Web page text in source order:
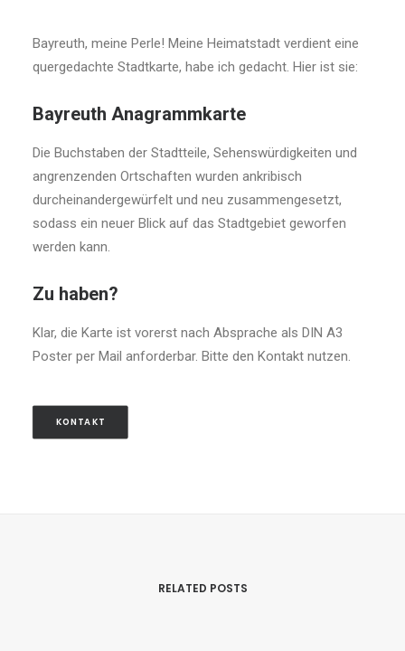
Bayreuth, meine Perle! Meine Heimatstadt verdient eine
quergedachte Stadtkarte, habe ich gedacht. Hier ist sie:
Bayreuth Anagrammkarte
Die Buchstaben der Stadtteile, Sehenswürdigkeiten und
angrenzenden Ortschaften wurden ankribisch
durcheinandergewürfelt und neu zusammengesetzt,
sodass ein neuer Blick auf das Stadtgebiet geworfen
werden kann.
Zu haben?
Klar, die Karte ist vorerst nach Absprache als DIN A3
Poster per Mail anforderbar. Bitte den Kontakt nutzen.
KONTAKT
RELATED POSTS